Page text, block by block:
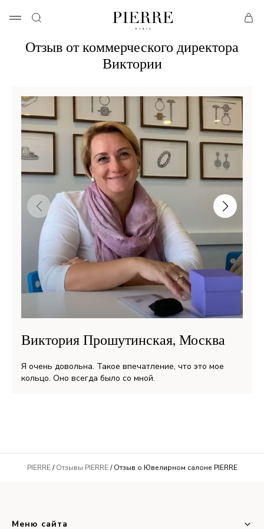
Отзыв от коммерческого директора
Виктории
Виктория Прошутинская, Москва
Я очень довольна. Такое впечатление, что это мое
кольцо. Оно всегда было со мной.
PIERRE/Отзывы PIERRE/ Отзыв о Ювелирном салоне PIERRE
Меню сайта